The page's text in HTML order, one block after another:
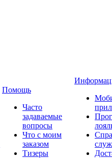
Помощь
Часто
задаваемые
вопросы
Что с моим
заказом
Тизеры